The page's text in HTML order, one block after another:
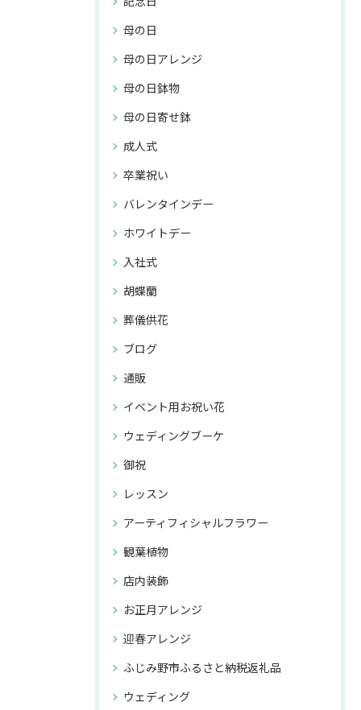
母の日
母の日アレンジ
母の日鉢物
母の日寄せ鉢
成人式
卒業祝い
バレンタインデー
ホワイトデー
入社式
胡蝶蘭
葬儀供花
ブログ
通販
イベント用お祝い花
ウェディングブーケ
御祝
レッスン
アーティフィシャルフラワー
観葉植物
店内装飾
お正月アレンジ
迎春アレンジ
ふじみ野市ふるさと納税返礼品
ウェディング